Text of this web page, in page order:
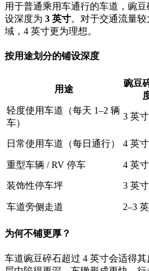
用于普通乘用车通行的车道，豌
设深度为 3 英寸。对于交通流量
域，4 英寸更为理想。
按用途划分的铺设深度
用途
豌豆
轻度使用车道（每天 1–2 辆
车）
3 英寸
日常使用车道（每日通行） 4 英寸
重型车辆 / RV 停车
4 英寸
装饰性停车坪 3 英寸
车道旁侧走道 2–3
为何不铺更厚？
车道豌豆碎石超过 4 英寸会适得